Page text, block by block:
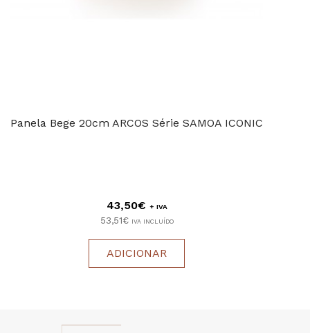
Panela Bege 20cm ARCOS Série SAMOA ICONIC
43,50€ + IVA
53,51€ IVA INCLUÍDO
ADICIONAR